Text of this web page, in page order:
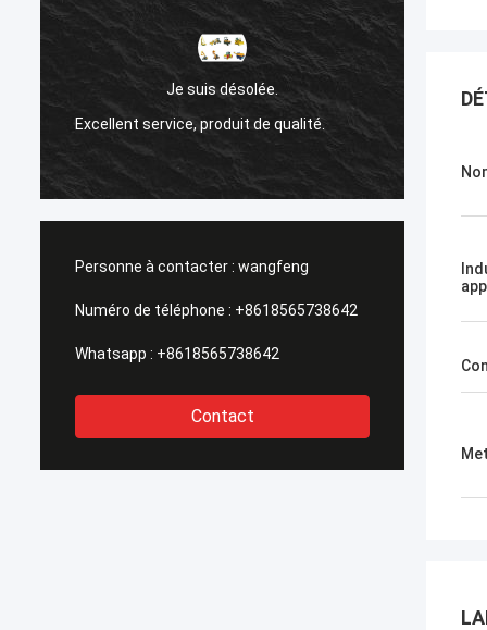
Sanok Nižehorodsky est une ville du nord
de la Russie.
Un service de gestion, une visite rapide.
Personne à contacter : wangfeng
Numéro de téléphone : +8618565738642
Whatsapp : +8618565738642
Contact